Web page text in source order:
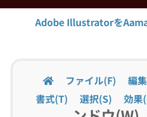
Adobe Illustratorを
ファイル(F) 編
書式(T)
選択(S) 効果